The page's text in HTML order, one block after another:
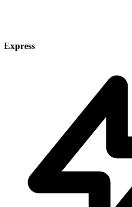
Express